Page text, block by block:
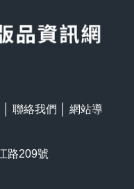
聯絡我們
網站導
路209號